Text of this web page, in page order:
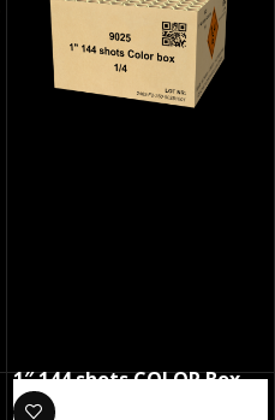
1″ 144 shots COLOR Box